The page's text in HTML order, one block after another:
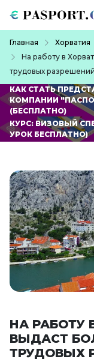
Главная Хорватия
На работу в
трудовых разрешений
КАК СТАТЬ
КОМПАНИИ
(БЕСПЛАТНО)
КУРС: ВИЗОВЫЙ
УРОК БЕСПЛАТНО)
НА РАБОТУ
ВЫДАСТ
ТРУДОВЫХ